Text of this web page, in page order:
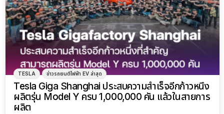
TESLA ข่าวรถยนต์ไฟฟ้า EV ล่าสุด
Tesla Giga Shanghai ประสบความสำเร็จอีกก้าวหนึ่ง
ผลิตรุ่น Model Y ครบ 1,000,000 คัน แล้วในสายการ
ผลิต